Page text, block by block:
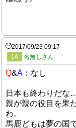
2017/09/23 09:17
14
名無しさん
Q&A ：なし
日本も終わりだな
親が親の役目を果
わ。
馬鹿どもは夢の国